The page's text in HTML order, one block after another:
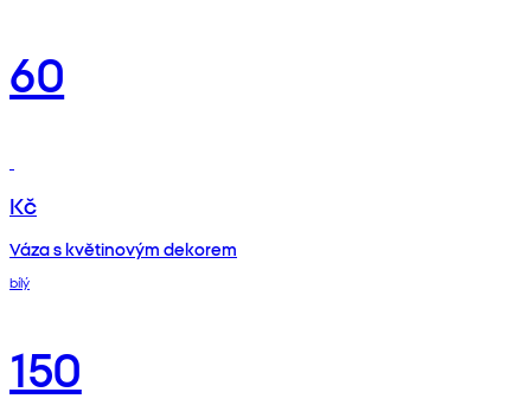
60
Kč
Váza s květinovým dekorem
bílý
150